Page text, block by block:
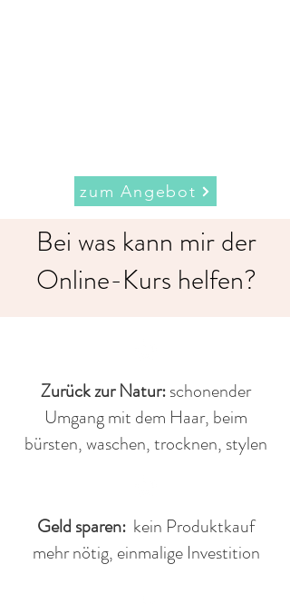
zum Angebot
Bei was kann mir der
Online-Kurs helfen?
Zurück zur Natur:schonender
Umgang mit dem Haar, beim
bürsten, waschen, trocknen, stylen
Geld sparen: kein Produktkauf
mehr nötig, einmalige Investition